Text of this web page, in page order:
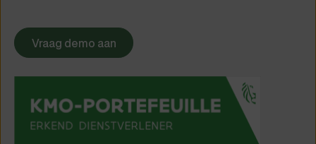
Vraag demo aan